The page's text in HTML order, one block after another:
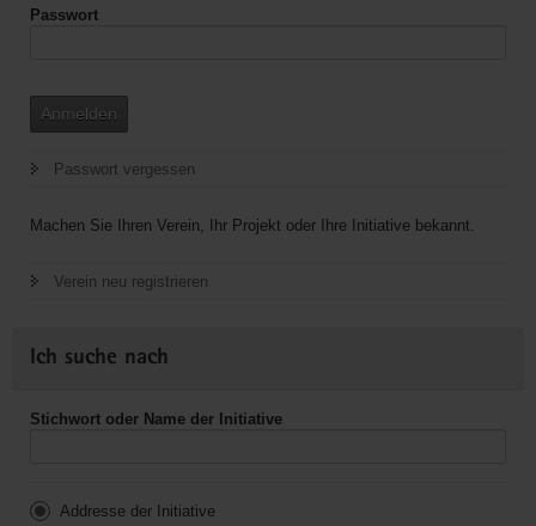
Passwort
Anmelden
Passwort vergessen
Machen Sie Ihren Verein, Ihr Projekt oder Ihre Initiative bekannt.
Verein neu registrieren
Ich suche nach
Stichwort oder Name der Initiative
Addresse der Initiative